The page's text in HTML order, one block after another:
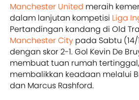
Manchester United meraih
dalam lanjutan kompetisi Liga
Pertandingan kandang di Old
Manchester City pada Sabtu
dengan skor 2-1. Gol Kevin De
membuat tuan rumah
membalikkan keadaan melalui
dan Marcus Rashford.